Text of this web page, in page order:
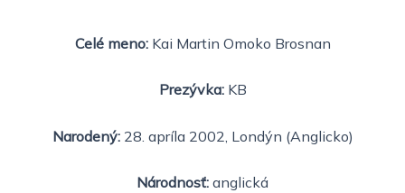
Celé meno:Kai Martin Omoko Brosnan
Prezývka:KB
Narodený:28. apríla 2002, Londýn (Anglicko)
Národnosť: anglická